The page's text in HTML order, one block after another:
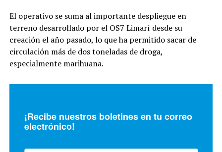
El operativo se suma al importante despliegue en
terreno desarrollado por el OS7 Limarí desde su
creación el año pasado, lo que ha permitido sacar de
circulación más de dos toneladas de droga,
especialmente marihuana.